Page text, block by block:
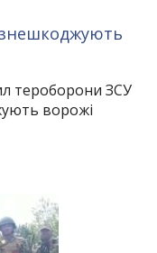
знешкоджують
тероборони ЗСУ
ворожі